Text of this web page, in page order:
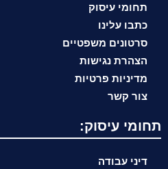
תחומי עיסוק
כתבו עלינו
סרטונים משפטיים
הצהרת נגישות
מדיניות פרטיות
צור קשר
תחומי עיסוק:
דיני עבודה